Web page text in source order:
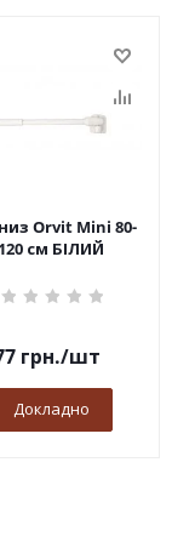
Orvit Mini 80-
120 см БІЛИЙ
грн./шт
Докладно